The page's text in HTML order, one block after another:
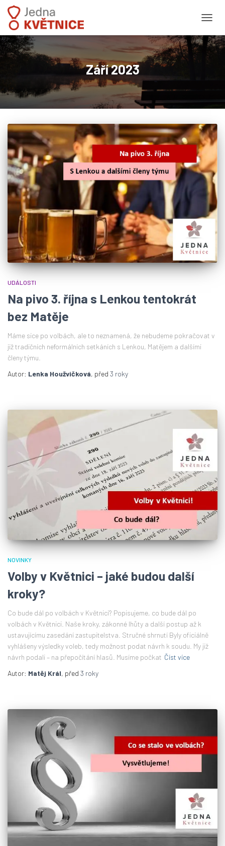
Září 2023
UDÁLOSTI
Na pivo 3. října s Lenkou tentokrát
bez Matěje
Máme sice po volbách, ale to neznamená, že nebudeme pokračovat v
již tradičních neformálních setkáních s Lenkou, Matějem a dalšími
členy týmu.
Autor: Lenka Houžvičková, před 3 roky
NOVINKY
Volby v Květnici – jaké budou další
kroky?
Co bude dál po volbách v Květnici? Popisujeme, co bude dál po
volbách v Květnici. Naše kroky, zákonné lhůty a další postup až k
ustavujícímu zasedání zastupitelstva. Stručné shrnutí Byly oficiálně
vyhlášeny výsledky voleb, tedy možnost podat návrh k soudu. My již
návrh podali – na přepočítání hlasů. Musíme počkat Číst více
Autor: Matěj Král, před 3 roky